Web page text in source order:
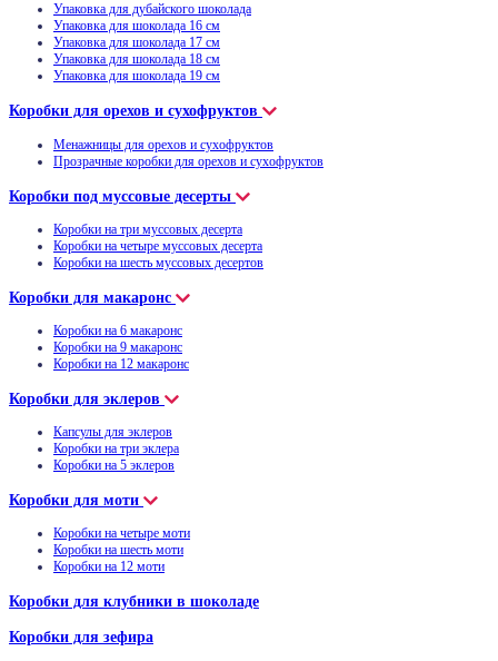
Упаковка для дубайского шоколада
Упаковка для шоколада 16 см
Упаковка для шоколада 17 см
Упаковка для шоколада 18 см
Упаковка для шоколада 19 см
Коробки для орехов и сухофруктов
Менажницы для орехов и сухофруктов
Прозрачные коробки для орехов и сухофруктов
Коробки под муссовые десерты
Коробки на три муссовых десерта
Коробки на четыре муссовых десерта
Коробки на шесть муссовых десертов
Коробки для макаронс
Коробки на 6 макаронс
Коробки на 9 макаронс
Коробки на 12 макаронс
Коробки для эклеров
Капсулы для эклеров
Коробки на три эклера
Коробки на 5 эклеров
Коробки для моти
Коробки на четыре моти
Коробки на шесть моти
Коробки на 12 моти
Коробки для клубники в шоколаде
Коробки для зефира